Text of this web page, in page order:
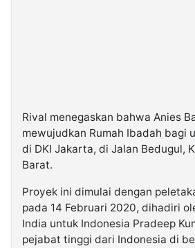
Rival menegaskan bahwa Anies
mewujudkan Rumah Ibadah bagi
di DKI Jakarta, di Jalan Bedugul,
Barat.
Proyek ini dimulai dengan
pada 14 Februari 2020, dihadiri
India untuk Indonesia Pradeep
pejabat tinggi dari Indonesia di